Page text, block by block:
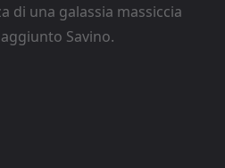
di una galassia massiccia
Savino.